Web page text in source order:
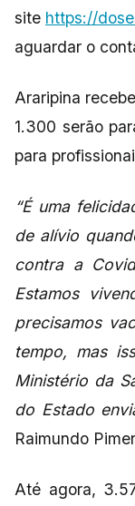
site https://
aguardar o
Araripina
1.300 serão
para
“É uma
de alívio
contra a
Estamos
precisamos
tempo, mas
Ministério da
do Estado
Raimundo
Até agora,